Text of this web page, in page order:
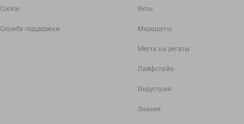
Cookie
Служба поддержки
Яхты
Маршруты
Места на регаты
Лайфстайл
Индустрия
Знания